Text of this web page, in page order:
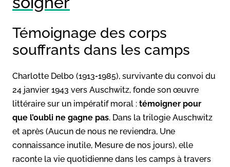
Témoignage des corps
souffrants dans les camps
Charlotte Delbo (1913‑1985), survivante du convoi du
24 janvier 1943 vers Auschwitz, fonde son œuvre
littéraire sur un impératif moral : témoigner pour
que l’oubli ne gagne pas. Dans la trilogie Auschwitz
et après (Aucun de nous ne reviendra, Une
connaissance inutile, Mesure de nos jours), elle
raconte la vie quotidienne dans les camps à travers